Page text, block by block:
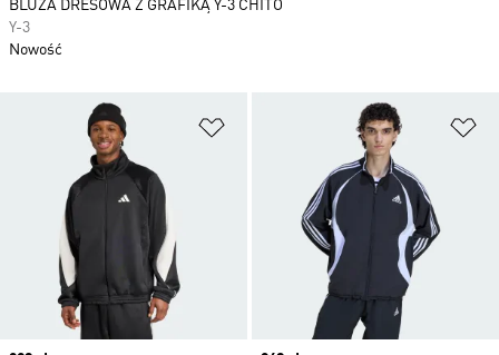
Dodaj do listy życzeń
BLUZA DRESOWA Z GRAFIKĄ Y-3 CHITO
Y-3
Nowość